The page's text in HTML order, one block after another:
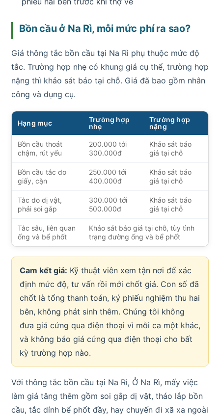
Bồn cầu ở Na Rì, mỗi mức phí ra sao?
Giá thông tắc bồn cầu tại Na Rì phụ thuộc mức độ
tắc. Trường hợp nhẹ có khung giá cụ thể, trường hợp
nặng thì khảo sát báo tại chỗ. Giá đã bao gồm nhân
công và dụng cụ.
Hạng mục
Trường hợp
nhẹ
Trường hợp
nặng
Bồn cầu thoát
chậm, rút yếu
200.000 tới
300.000đ
Khảo sát báo
giá tại chỗ
Bồn cầu tắc do
giấy, cặn
250.000 tới
400.000đ
Khảo sát báo
giá tại chỗ
Tắc do dị vật,
phải soi gắp
300.000 tới
500.000đ
Khảo sát báo
giá tại chỗ
Tắc sâu, liên quan
ống và bể phốt
Khảo sát báo giá tại chỗ, tùy tình
trạng đường ống và bể phốt
Cam kết giá: Kỹ thuật viên xem tận nơi để xác
định mức độ, tư vấn rồi mới chốt giá. Con số đã
chốt là tổng thanh toán, ký phiếu nghiệm thu hai
bên, không phát sinh thêm. Chúng tôi không
đưa giá cứng qua điện thoại vì mỗi ca một khác,
và không báo giá cứng qua điện thoại cho bất
kỳ trường hợp nào.
Với thông tắc bồn cầu tại Na Rì, Ở Na Rì, mấy việc
làm giá tăng thêm gồm soi gắp dị vật, tháo lắp bồn
cầu, tắc dính bể phốt đầy, hay chuyến đi xã xa ngoài